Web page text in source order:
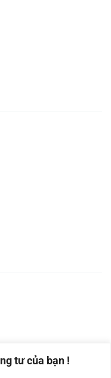
tư của bạn !